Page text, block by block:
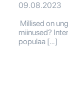
09.08.2023
Millised on
miinused?
populaa […]